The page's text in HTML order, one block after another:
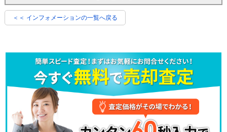
＜＜ インフォメーションの一覧へ戻る